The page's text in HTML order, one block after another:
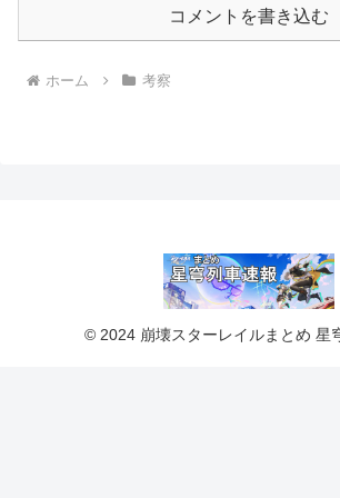
コメントを書き込む
ホーム 考察
© 2024 崩壊スターレイルまとめ 星